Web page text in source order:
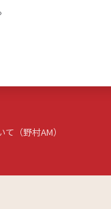
（野村AM）